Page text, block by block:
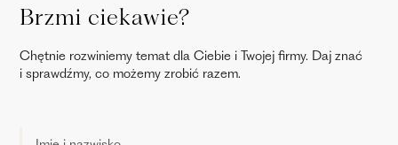
Brzmi ciekawie?
Chętnie rozwiniemy temat dla Ciebie i Twojej firmy. Daj znać
i sprawdźmy, co możemy zrobić razem.